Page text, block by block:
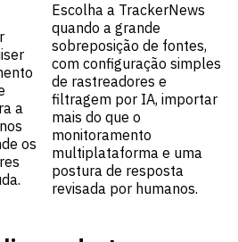
a
os
Escolha a TrackerNews
quando a grande
sobreposição de fontes,
com configuração simples
de rastreadores e
filtragem por IA, importar
mais do que o
monitoramento
multiplataforma e uma
postura de resposta
revisada por humanos.